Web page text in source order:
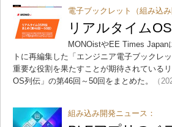
電子ブックレット（組み込み
リアルタイム
MONOistやEE Times Japan
トに再編集した「エンジニア電子ブックレ
重要な役割を果たすことが期待されている
OS列伝」の第46回～50回をまとめた。
（
組み込み開発ニュース：